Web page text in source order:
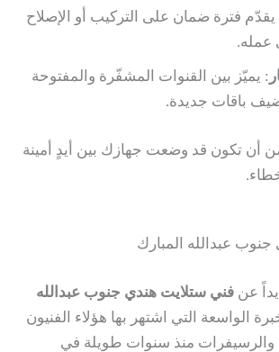
يقدّم فترة ضمان على التركيب أو الإصلاح
عمله.
: يميّز بين القنوات المشفّرة والمفتوحة
باقات جديدة.
أن تكون قد وضعت جهازك بين أيدٍ أمينة
عبدالله المبارك
عن فني ستلايت هندي جنوب عبدالله
الواسعة التي اشتهر بها هؤلاء الفنيون
والرسيفرات منذ سنوات طويلة في